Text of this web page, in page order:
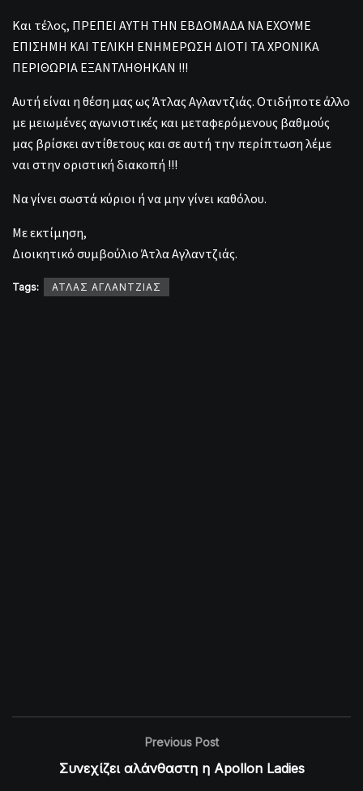
Και τέλος, ΠΡΕΠΕΙ ΑΥΤΗ ΤΗΝ ΕΒΔΟΜΑΔΑ ΝΑ ΕΧΟΥΜΕ
ΕΠΙΣΗΜΗ ΚΑΙ ΤΕΛΙΚΗ ΕΝΗΜΕΡΩΣΗ ΔΙΟΤΙ ΤΑ ΧΡΟΝΙΚΑ
ΠΕΡΙΘΩΡΙΑ ΕΞΑΝΤΛΗΘΗΚΑΝ !!!
Αυτή είναι η θέση μας ως Άτλας Αγλαντζιάς. Οτιδήποτε άλλο
με μειωμένες αγωνιστικές και μεταφερόμενους βαθμούς
μας βρίσκει αντίθετους και σε αυτή την περίπτωση λέμε
ναι στην οριστική διακοπή !!!
Να γίνει σωστά κύριοι ή να μην γίνει καθόλου.
Με εκτίμηση,
Διοικητικό συμβούλιο Άτλα Αγλαντζιάς.
Tags: ΑΤΛΑΣ ΑΓΛΑΝΤΖΙΑΣ
Previous Post
Συνεχίζει αλάνθαστη η Apollon Ladies